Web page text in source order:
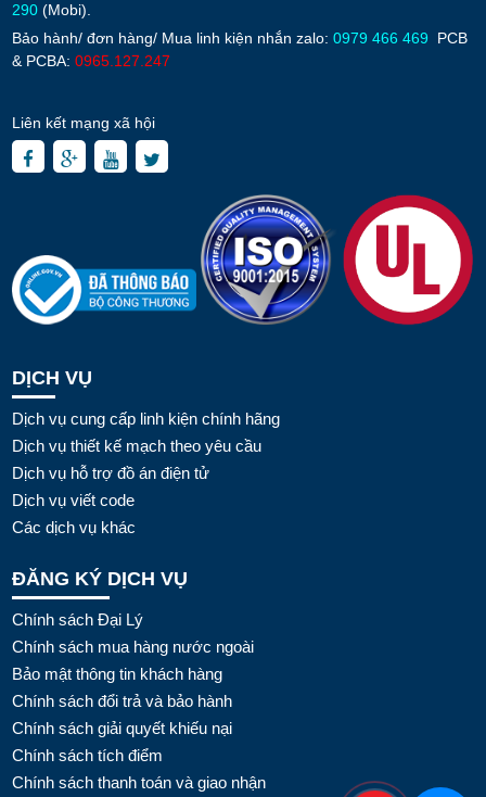
290 (Mobi).
Bảo hành/ đơn hàng/ Mua linh kiện nhắn zalo: 0979 466 469
PCB
& PCBA: 0965.127.247
Liên kết mạng xã hội
DỊCH VỤ
Dịch vụ cung cấp linh kiện chính hãng
Dịch vụ thiết kế mạch theo yêu cầu
Dịch vụ hỗ trợ đồ án điện tử
Dịch vụ viết code
Các dịch vụ khác
ĐĂNG KÝ DỊCH VỤ
Chính sách Đại Lý
Chính sách mua hàng nước ngoài
Bảo mật thông tin khách hàng
Chính sách đổi trả và bảo hành
Chính sách giải quyết khiếu nại
Chính sách tích điểm
Chính sách thanh toán và giao nhận